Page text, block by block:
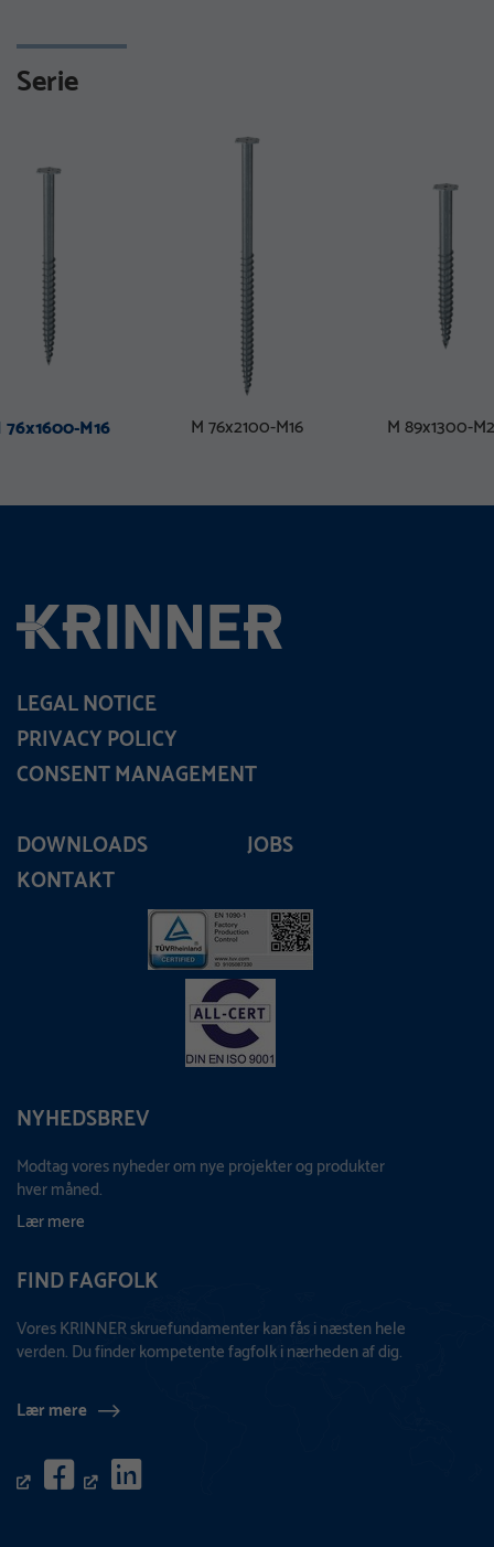
Serie
76x1600-M16 M 76x2100-M16 M 89x1300-
DOWNLOADS
JOBS
KONTAKT
NYHEDSBREV
Modtag vores nyheder om nye projekter og produkter
hver måned.
Lær mere
FIND FAGFOLK
Vores KRINNER skruefundamenter kan fås i næsten hele
verden. Du finder kompetente fagfolk i nærheden af dig.
Lær mere
LEGAL NOTICE
PRIVACY POLICY
CONSENT MANAGEMENT